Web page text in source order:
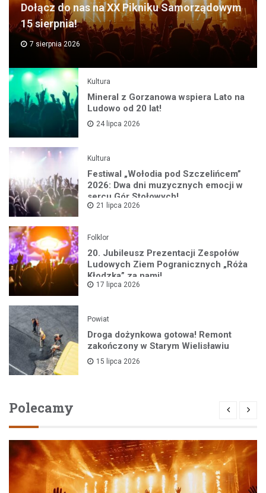
Dołącz do nas na XX Pikniku Samorządowym
15 sierpnia!
7 sierpnia 2026
Kultura
Mineral z Gorzanowa wspiera Lato na
Ludowo od 20 lat!
24 lipca 2026
Kultura
Festiwal „Wołodia pod Szczelińcem”
2026: Dwa dni muzycznych emocji w
sercu Gór Stołowych!
21 lipca 2026
Folklor
20. Jubileusz Prezentacji Zespołów
Ludowych Ziem Pogranicznych „Róża
Kłodzka” za nami!
17 lipca 2026
Powiat
Droga dożynkowa gotowa! Remont
zakończony w Starym Wielisławiu
15 lipca 2026
Polecamy